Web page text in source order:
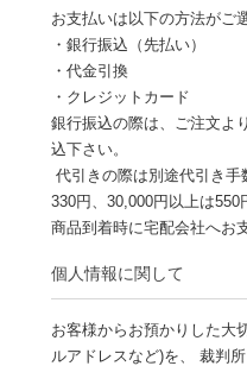
お支払いは以下の方法がご
・銀行振込（先払い）
・代金引換
・クレジットカード
銀行振込の際は、ご注文よ
込下さい。
代引きの際は別途代引き手
330円、30,000円以上は550
商品到着時に宅配会社へお
個人情報に関して
お客様からお預かりした大
ルアドレスなど)を、 裁判